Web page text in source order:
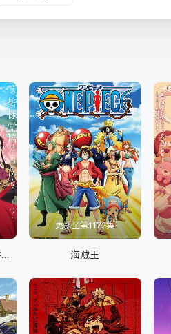
最后可以再拜托您一件事吗
更新至第1172集
海贼王